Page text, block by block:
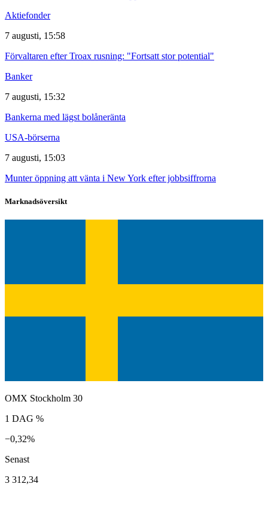
Aktiefonder
7 augusti, 15:58
Förvaltaren efter Troax rusning: "Fortsatt stor potential"
Banker
7 augusti, 15:32
Bankerna med lägst bolåneränta
USA-börserna
7 augusti, 15:03
Munter öppning att vänta i New York efter jobbsiffrorna
Marknadsöversikt
OMX Stockholm 30
1 DAG %
−0,32%
Senast
3 312,34